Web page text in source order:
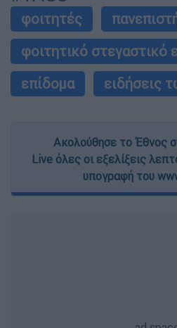
φοιτητές
φοιτητικό στεγαστικό
επίδομα
ειδήσεις
Ακολούθησε το Έθνος
Live όλες οι εξελίξεις
υπογραφή του